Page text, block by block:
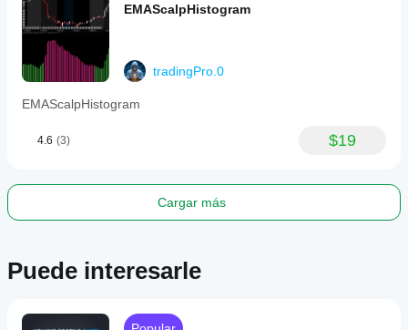
EMAScalpHistogram
tradingPro.0
EMAScalpHistogram
4.6 (3) $19
Cargar más
Puede interesarle